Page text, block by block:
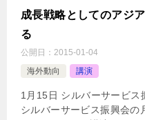
成長戦略としてのアジ
る
公開日： 2015-01-04
海外動向
講演
1月15日 シルバーサービス
シルバーサービス振興会の